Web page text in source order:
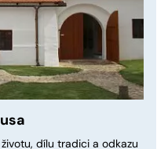
dílu tradici a odkazu